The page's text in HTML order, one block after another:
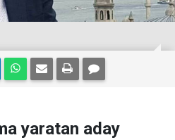
yaratan aday